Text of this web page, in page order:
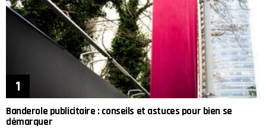
Banderole publicitaire : conseils et astuces pour bien se
démarquer